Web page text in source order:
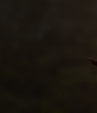
Pacotes de